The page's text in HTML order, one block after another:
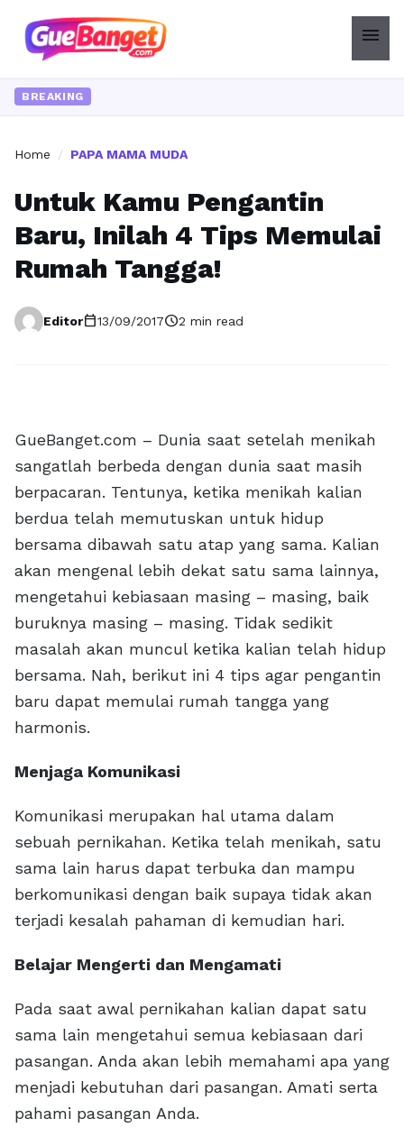
menu
BREAKING
Home / PAPA MAMA MUDA
Untuk Kamu Pengantin
Baru, Inilah 4 Tips Memulai
Rumah Tangga!
Editorcalendar_today13/09/2017schedule2 min read
GueBanget.com – Dunia saat setelah menikah
sangatlah berbeda dengan dunia saat masih
berpacaran. Tentunya, ketika menikah kalian
berdua telah memutuskan untuk hidup
bersama dibawah satu atap yang sama. Kalian
akan mengenal lebih dekat satu sama lainnya,
mengetahui kebiasaan masing – masing, baik
buruknya masing – masing. Tidak sedikit
masalah akan muncul ketika kalian telah hidup
bersama. Nah, berikut ini 4 tips agar pengantin
baru dapat memulai rumah tangga yang
harmonis.
Menjaga Komunikasi
Komunikasi merupakan hal utama dalam
sebuah pernikahan. Ketika telah menikah, satu
sama lain harus dapat terbuka dan mampu
berkomunikasi dengan baik supaya tidak akan
terjadi kesalah pahaman di kemudian hari.
Belajar Mengerti dan Mengamati
Pada saat awal pernikahan kalian dapat satu
sama lain mengetahui semua kebiasaan dari
pasangan. Anda akan lebih memahami apa yang
menjadi kebutuhan dari pasangan. Amati serta
pahami pasangan Anda.